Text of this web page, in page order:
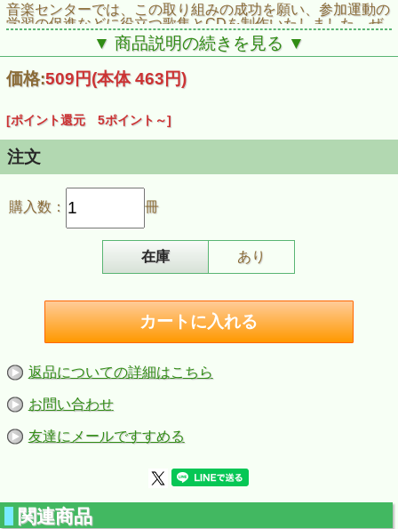
音楽センターでは、この取り組みの成功を願い、参加運動の
学習の促進などに役立つ歌集とCDを制作いたしました。ぜ
ひご活用ください！
●掲載曲
3. 戦争はもういやだ（日本語詞・英語詞）
4. 青い空は（日本語詞）
5. 私の子どもたちへ（日本語詞）
6. 青い地球を（楽譜・日本語詞）
9. ヒロシマ（日本語詞）
11. こんにちは！平和行進です（楽譜・日本語詞）
12. 平和行進かぞえうた（楽譜・日本語詞）
13. 歩いてゆこう（日本語詞）
16. 広い河の岸辺（楽譜）
17. INORI （祈り）（楽譜・日本語詞）
18. ヒロシマの有る国で（日本語詞）
20. ケサラ（日本語詞）
21. 一本の鉛筆（日本語詞）
22. 死んだ女の子（日本語詞）
23. 軟弱者（日本語詞）
25. BELIEVE（日本語詞）
28. ひとりの手（日本語詞）
●掲載資料
▼ 商品説明の続きを見る ▼
価格:509円(本体 463円)
[ポイント還元 5ポイント～]
注文
購入数： 冊
在庫 あり
返品についての詳細はこちら
お問い合わせ
友達にメールですすめる
関連商品